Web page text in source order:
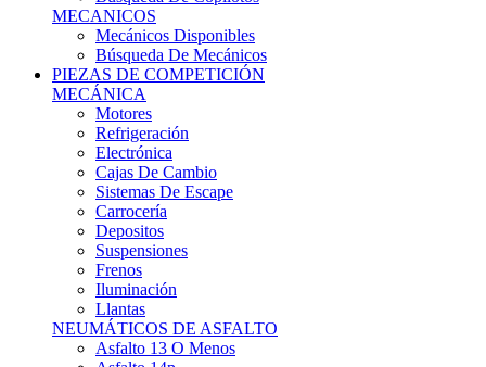
Mecánicos Disponibles
Búsqueda De Mecánicos
PIEZAS DE COMPETICIÓN
MECÁNICA
Motores
Refrigeración
Electrónica
Cajas De Cambio
Sistemas De Escape
Carrocería
Depositos
Suspensiones
Frenos
Iluminación
Llantas
NEUMÁTICOS DE ASFALTO
Asfalto 13 O Menos
Asfalto 14p
Asfalto 15p